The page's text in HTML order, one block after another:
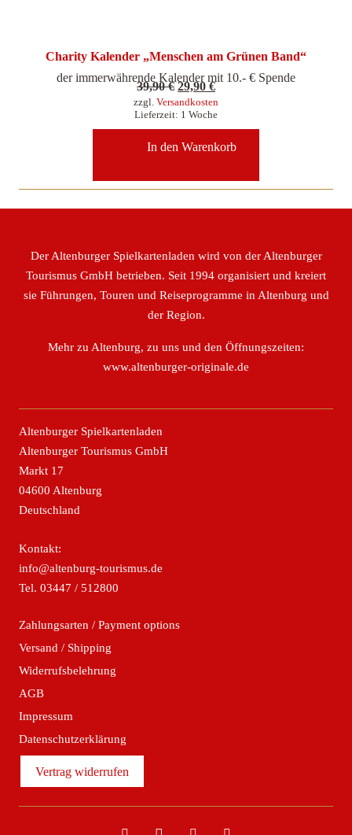
Charity Kalender „Menschen am Grünen Band“
der immerwährende Kalender mit 10.- € Spende
39,90€ Ursprünglicher
Preis
39,90 €
29,90€Aktueller
Preis
29,90 €.
zzgl. Versandkosten
Lieferzeit: 1 Woche
In den Warenkorb
Der Altenburger Spielkartenladen wird von der Altenburger
Tourismus GmbH betrieben. Seit 1994 organisiert und kreiert
sie Führungen, Touren und Reiseprogramme in Altenburg und
der Region.
Mehr zu Altenburg, zu uns und den Öffnungszeiten:
www.altenburger-originale.de
Altenburger Spielkartenladen
Altenburger Tourismus GmbH
Markt 17
04600 Altenburg
Deutschland
Kontakt:
info@altenburg-tourismus.de
Tel. 03447 / 512800
Zahlungsarten / Payment options
Versand / Shipping
Widerrufsbelehrung
AGB
Impressum
Datenschutzerklärung
Vertrag widerrufen